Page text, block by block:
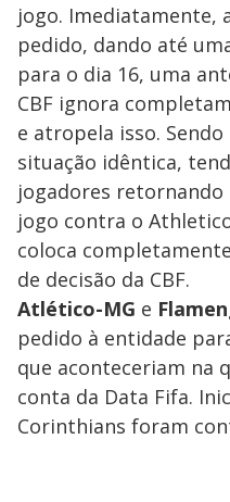
jogo. Imediatamente,
pedido, dando até
para o dia 16, uma
CBF ignora
e atropela isso.
situação idêntica,
jogadores retornando
jogo contra o
coloca
de decisão da CBF.
Atlético-MG e
pedido à entidade
que aconteceriam na
conta da Data Fifa.
Corinthians foram